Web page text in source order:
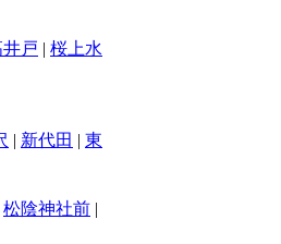
戸 | 桜上水
| 新代田 | 東
松陰神社前 |